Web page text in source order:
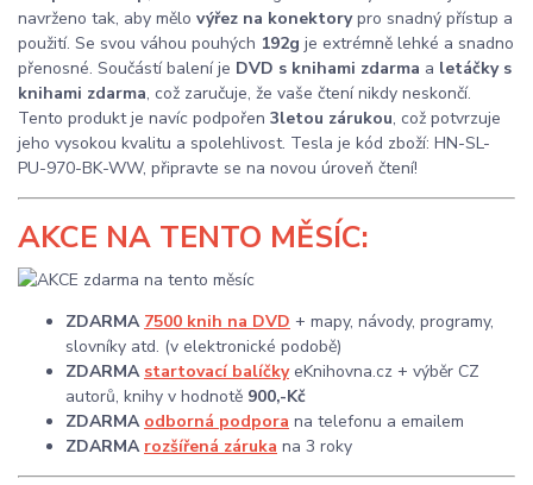
navrženo tak, aby mělo výřez na konektorypro snadný přístup a
použití. Se svou váhou pouhých 192g je extrémně lehké a snadno
přenosné. Součástí balení je DVD s knihami zdarma a letáčky s
knihami zdarma, což zaručuje, že vaše čtení nikdy neskončí.
Tento produkt je navíc podpořen 3letou zárukou, což potvrzuje
jeho vysokou kvalitu a spolehlivost. Tesla je kód zboží: HN-SL-
PU-970-BK-WW, připravte se na novou úroveň čtení!
AKCE NA TENTO MĚSÍC:
ZDARMA 7500 knih na DVD + mapy, návody, programy,
slovníky atd. (v elektronické podobě)
ZDARMA startovací balíčkyeKnihovna.cz + výběr CZ
autorů, knihy v hodnotě 900,-Kč
ZDARMA odborná podpora na telefonu a emailem
ZDARMA rozšířená záruka na 3 roky